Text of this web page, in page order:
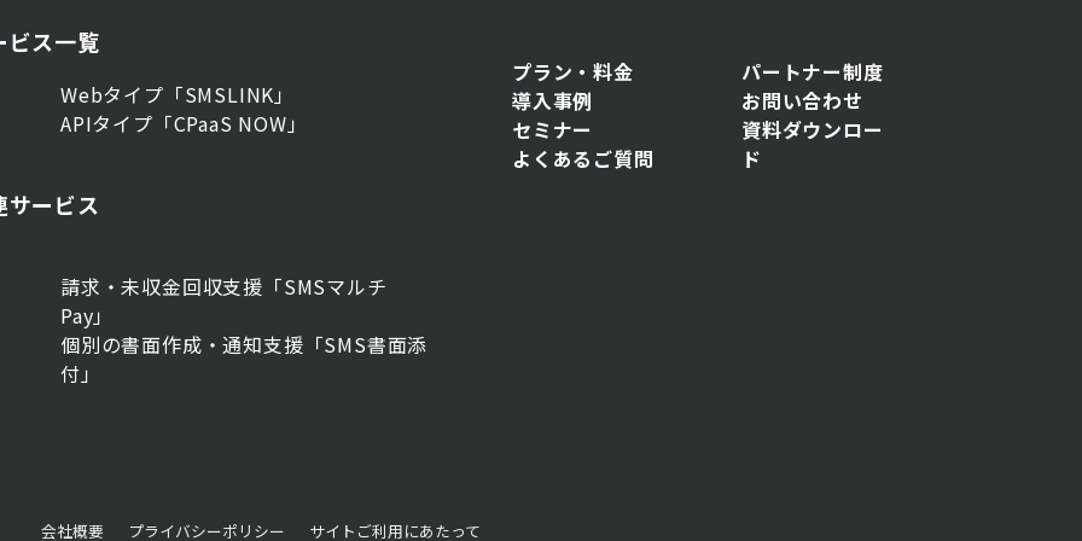
ビス一覧
Webタイプ「SMSLINK」
APIタイプ「CPaaS NOW」
サービス
請求・未収金回収支援「SMSマルチ
Pay」
個別の書面作成・通知支援「SMS書面添
付」
プラン・料金
導入事例
セミナー
よくあるご質問
パートナー制度
お問い合わせ
資料ダウンロー
ド
会社概要 プライバシーポリシー サイトご利用にあたって